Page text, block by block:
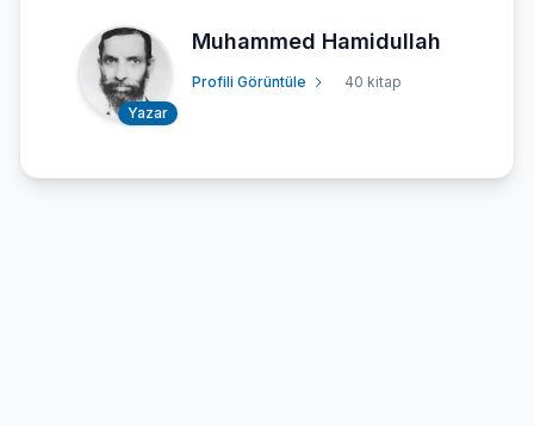
Yazar
Muhammed Hamidullah
Profili Görüntüle 40 kitap